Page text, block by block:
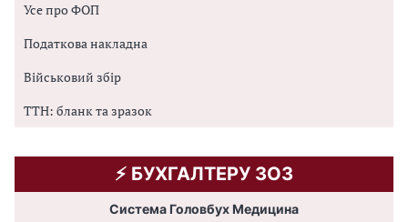
Усе про ФОП
Податкова накладна
Військовий збір
ТТН: бланк та зразок
⚡️ БУХГАЛТЕРУ ЗОЗ
Система Головбух Медицина